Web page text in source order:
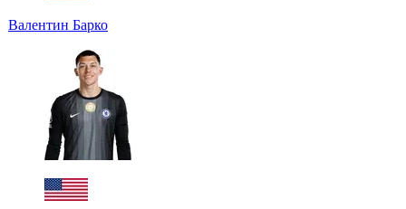
Валентин Барко